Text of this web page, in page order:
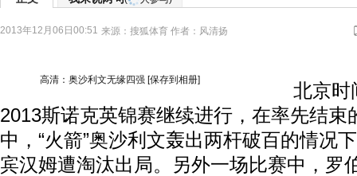
2013年12月06日00:51 来源： 搜狐体育 作者：风清扬
高清：奥沙利文无缘四强 [保存到相册]
北京时
2013斯诺克英锦赛继续进行，在率先结束
中，“火箭”奥沙利文轰出两杆破百的情况
宾汉姆遭淘汰出局。另外一场比赛中，罗